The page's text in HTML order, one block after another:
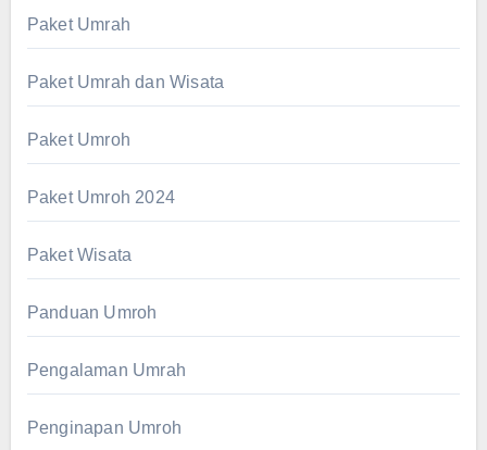
Paket Umrah
Paket Umrah dan Wisata
Paket Umroh
Paket Umroh 2024
Paket Wisata
Panduan Umroh
Pengalaman Umrah
Penginapan Umroh